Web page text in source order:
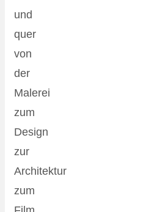
und
quer
von
der
Malerei
zum
Design
zur
Architektur
zum